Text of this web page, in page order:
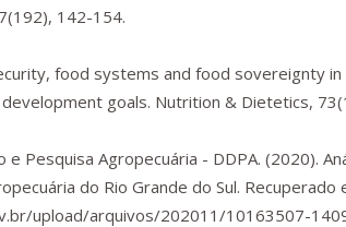
(192), 142-154.
food systems and food sovereignty
goals. Nutrition & Dietetics, 73
Pesquisa Agropecuária - DDPA. (2020).
do Rio Grande do Sul. Recuperado
upload/arquivos/202011/10163507-